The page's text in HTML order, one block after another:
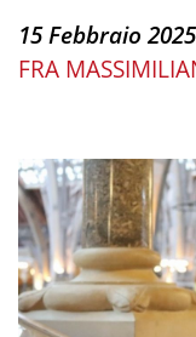
15 Febbraio 2025
FRA